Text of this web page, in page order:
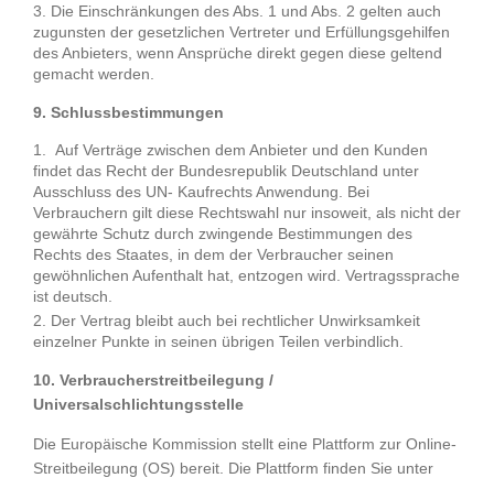
Die Einschränkungen des Abs. 1 und Abs. 2 gelten auch
zugunsten der gesetzlichen Vertreter und Erfüllungsgehilfen
des Anbieters, wenn Ansprüche direkt gegen diese geltend
gemacht werden.
9. Schlussbestimmungen
Auf Verträge zwischen dem Anbieter und den Kunden
findet das Recht der Bundesrepublik Deutschland unter
Ausschluss des UN- Kaufrechts Anwendung. Bei
Verbrauchern gilt diese Rechtswahl nur insoweit, als nicht der
gewährte Schutz durch zwingende Bestimmungen des
Rechts des Staates, in dem der Verbraucher seinen
gewöhnlichen Aufenthalt hat, entzogen wird. Vertragssprache
ist deutsch.
Der Vertrag bleibt auch bei rechtlicher Unwirksamkeit
einzelner Punkte in seinen übrigen Teilen verbindlich.
10. Verbraucher­streit­beilegung /
Universal­schlichtungs­stelle
Die Europäische Kommission stellt eine Plattform zur Online-
Streitbeilegung (OS) bereit. Die Plattform finden Sie unter